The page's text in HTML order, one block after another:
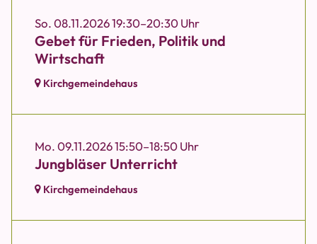
So. 08.11.2026 19:30–20:30 Uhr
Gebet für Frieden, Politik und
Wirtschaft
Kirchgemeindehaus
Mo. 09.11.2026 15:50–18:50 Uhr
Jungbläser Unterricht
Kirchgemeindehaus